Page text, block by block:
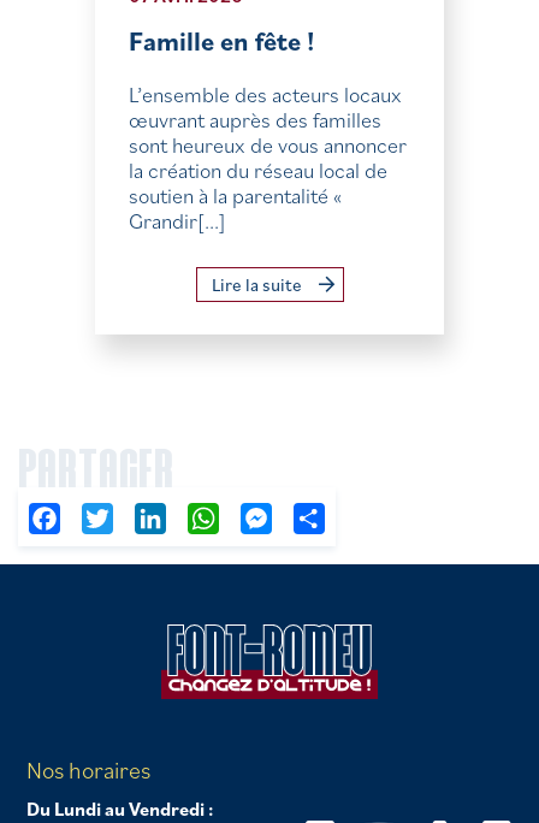
Famille en fête !
L’ensemble des acteurs locaux
œuvrant auprès des familles
sont heureux de vous annoncer
la création du réseau local de
soutien à la parentalité «
Grandir[...]
Lire la suite
PARTAGER
FacebookTwitter LinkedIn WhatsAppMessenger
Nos horaires
Du Lundi au Vendredi :